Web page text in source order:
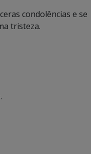
condolências e se
tristeza.